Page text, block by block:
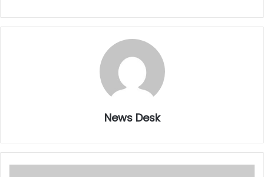
News Desk